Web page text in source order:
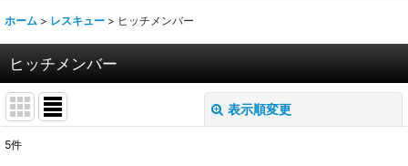
ホーム > レスキュー > ヒッチメンバー
ヒッチメンバー
表示順変更
5件